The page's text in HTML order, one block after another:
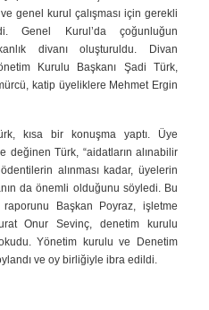
ve genel kurul çalışması için gerekli
Genel Kurul’da çoğunluğun
divanı oluşturuldu. Divan
Kurulu Başkanı Şadi Türk,
katip üyeliklere Mehmet Ergin
kısa bir konuşma yaptı. Üye
Türk, “aidatların alınabilir
alınması kadar, üyelerin
da önemli olduğunu söyledi. Bu
Başkan Poyraz, işletme
Onur Sevinç, denetim kurulu
Yönetim kurulu ve Denetim
ve oy birliğiyle ibra edildi.